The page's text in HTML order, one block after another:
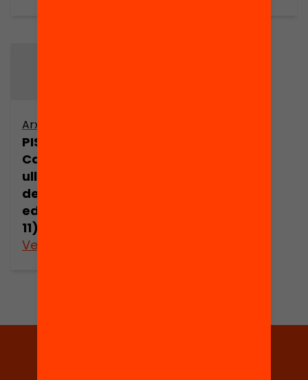
Arxiu
PISA 2003 a
Catalunya. Una
ullada a les
desigualtats
educatives (part
11)
Veure’n més